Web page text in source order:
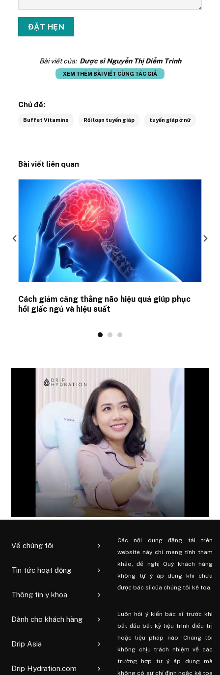
Bài viết của: Dược sĩ Nguyễn Thị Diễm Trinh
XEM THÊM BÀI VIẾT CÙNG TÁC GIẢ
Chủ đề:
Buffet Vitamins Rối loạn tuyến giáp tuyến giáp ở nữ
Bài viết liên quan
Cách giảm căng thẳng não hiệu quả giúp phục
hồi giấc ngủ và hiệu suất
Về chúng tôi
Tin tức hoạt động
Thông tin y khoa
Dành cho khách hàng
Drip Asia
Drip Hydration.com
Các nội dung đăng tải trên
website này chỉ mang tính tham
khảo, đề nghị Quý khách hàng
không tự ý áp dụng khi chưa
được bác sĩ của chúng tôi kê toa.
Luôn hỏi ý kiến ​​bác sĩ trước khi
bắt đầu bất kỳ liệu trình điều trị
hoặc liệu pháp nào. Chúng tôi
không chịu trách nhiệm về các
trường hợp tự ý áp dụng mà
không có sự chỉ định hoặc kê toa